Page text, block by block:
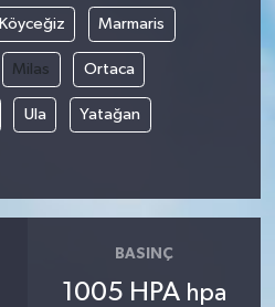
Köyceğiz Marmaris
Milas Ortaca
Ula Yatağan
BASINÇ
1005 HPA hpa